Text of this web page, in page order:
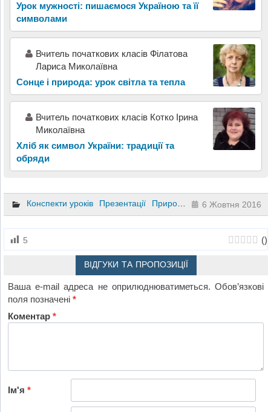
Урок мужності: пишаємося Україною та її
символами
Вчитель початкових класів Філатова
Лариса Миколаївна
Сонце і природа: урок світла та тепла
Вчитель початкових класів Котко Ірина
Миколаївна
Хліб як символ України: традиції та
обряди
Конспекти уроків Презентації Природознавство 3 клас
6 Жовтня 2016
5 ()
ВІДГУКИ ТА ПРОПОЗИЦІЇ
Ваша e-mail адреса не оприлюднюватиметься. Обов’язкові
поля позначені*
Коментар*
Ім'я*